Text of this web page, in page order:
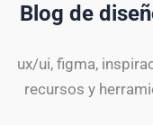
Blog de
ux/ui, figma,
recursos y